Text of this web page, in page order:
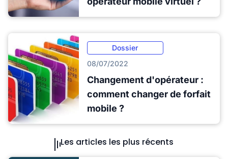
Dossier
08/07/2022
Changement d'opérateur :
comment changer de forfait
mobile ?
Les articles les plus récents